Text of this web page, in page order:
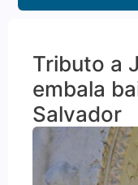
Tributo a
embala
Salvador